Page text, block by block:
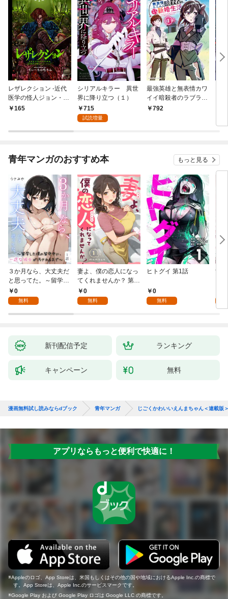
レザレクション -近代
医学の怪人ジョン・ハ
ンター- 連載版 第1話
165
シリアルキラー 異世
界に降り立つ（１）
715
試読増量
最強英雄と無表情カワ
イイ暗殺者のラブラブ
新婚生活 １巻
792
青年マンガのおすすめ本 もっと見る
３か月なら、大丈夫だ
と思ってた。～留学し
た僕の留守中に、一途
な彼女が汚されるまで
0
無料
妻よ、僕の恋人になっ
てくれませんか？ 第1
話0
無料
ヒトグイ 第1話
0
無料
世
新刊配信予定 ランキング
キャンペーン 無料
漫画無料試し読みならdブック 青年マンガ じごくかわいいえんまちゃん＜連載版
アプリならもっと便利で快適に！
Appleのロゴ、App Storeは、米国もしくはその他の国や地域におけるApple Inc.の商標で
す。App Storeは、Apple Inc.のサービスマークです。
Google Play および Google Play ロゴは Google LLC の商標です。